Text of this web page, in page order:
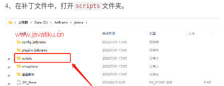
4、在补丁文件中，打开 scripts 文件夹。